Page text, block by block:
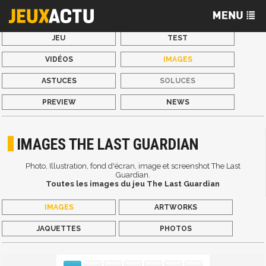
JEU TEST
VIDÉOS IMAGES
ASTUCES SOLUCES
PREVIEW NEWS
IMAGES THE LAST GUARDIAN
Photo, Illustration, fond d'écran, image et screenshot The Last
Guardian.
Toutes les images du jeu The Last Guardian
IMAGES ARTWORKS
JAQUETTES PHOTOS